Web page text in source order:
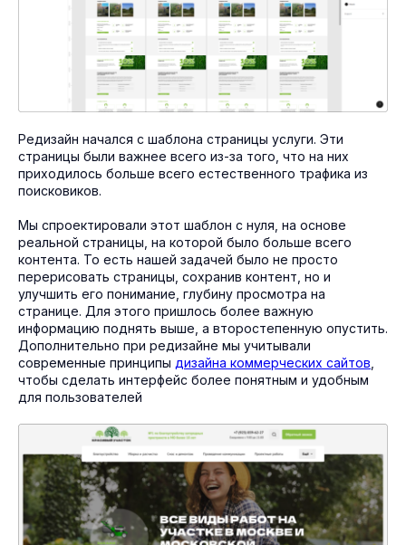
Редизайн начался с шаблона страницы услуги. Эти
страницы были важнее всего из-за того, что на них
приходилось больше всего естественного трафика из
поисковиков.
Мы спроектировали этот шаблон с нуля, на основе
реальной страницы, на которой было больше всего
контента. То есть нашей задачей было не просто
перерисовать страницы, сохранив контент, но и
улучшить его понимание, глубину просмотра на
странице. Для этого пришлось более важную
информацию поднять выше, а второстепенную опустить.
Дополнительно при редизайне мы учитывали
современные принципы дизайна коммерческих сайтов,
чтобы сделать интерфейс более понятным и удобным
для пользователей